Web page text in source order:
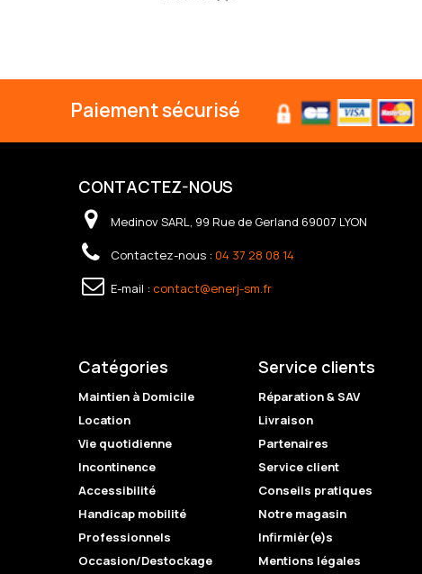
Paiement sécurisé
CONTACTEZ-NOUS
Medinov SARL, 99 Rue de Gerland 69007 LYON
Contactez-nous : 04 37 28 08 14
E-mail : contact@enerj-sm.fr
Catégories
Maintien à Domicile
Location
Vie quotidienne
Incontinence
Accessibilité
Handicap mobilité
Professionnels
Occasion/Destockage
Service clients
Réparation & SAV
Livraison
Partenaires
Service client
Conseils pratiques
Notre magasin
Infirmièr(e)s
Mentions légales